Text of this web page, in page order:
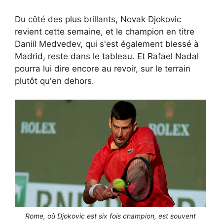
Du côté des plus brillants, Novak Djokovic
revient cette semaine, et le champion en titre
Daniil Medvedev, qui s'est également blessé à
Madrid, reste dans le tableau. Et Rafael Nadal
pourra lui dire encore au revoir, sur le terrain
plutôt qu'en dehors.
Rome, où Djokovic est six fois champion, est souvent